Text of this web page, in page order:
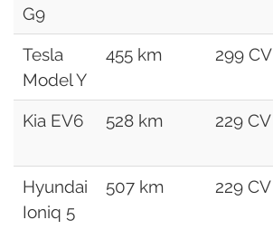
G9
Tesla
Model Y
455 km 299 CV
Kia EV6 528 km 229 CV
Hyundai
Ioniq 5
507 km 229 CV